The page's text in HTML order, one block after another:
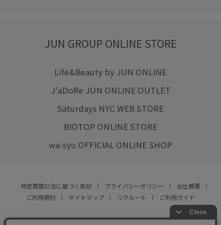
JUN GROUP ONLINE STORE
Life&Beauty by JUN ONLINE
J'aDoRe JUN ONLINE OUTLET
Saturdays NYC WEB STORE
BIOTOP ONLINE STORE
wa-syu OFFICIAL ONLINE SHOP
特定商取引法に基づく表記 プライバシーポリシー
会社概要
ご利用規約
サイトマップ リクルート ご利用ガイド